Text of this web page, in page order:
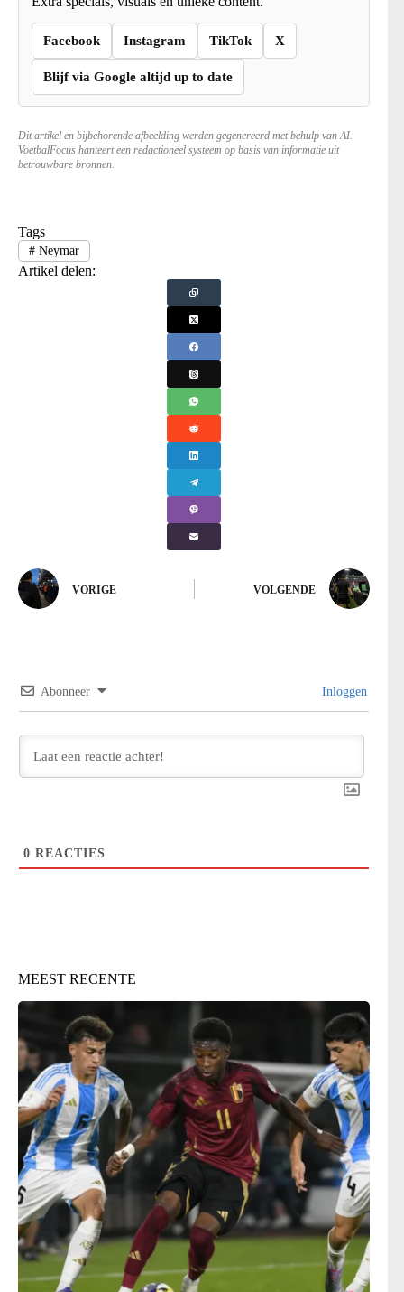
Facebook Instagram TikTok X
Blijf via Google altijd up to date
Dit artikel en bijbehorende afbeelding werden gegenereerd met behulp van AI.
VoetbalFocus hanteert een redactioneel systeem op basis van informatie uit
betrouwbare bronnen.
Tags
#Neymar
Artikel delen:
VORIGE VOLGENDE
Abonneer Inloggen
0 REACTIES
MEEST RECENTE